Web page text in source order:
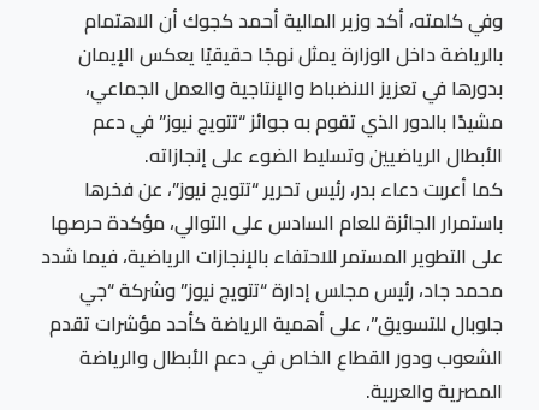
وفي كلمته، أكد وزير المالية أحمد كجوك أن الاهتمام
بالرياضة داخل الوزارة يمثل نهجًا حقيقيًا يعكس الإيمان
بدورها في تعزيز الانضباط والإنتاجية والعمل الجماعي،
مشيدًا بالدور الذي تقوم به جوائز “تتويج نيوز” في دعم
الأبطال الرياضيين وتسليط الضوء على إنجازاته.
كما أعربت دعاء بدر، رئيس تحرير “تتويج نيوز”، عن فخرها
باستمرار الجائزة للعام السادس على التوالي، مؤكدة حرصها
على التطوير المستمر للاحتفاء بالإنجازات الرياضية، فيما شدد
محمد جاد، رئيس مجلس إدارة “تتويج نيوز” وشركة “جي
جلوبال للتسويق”، على أهمية الرياضة كأحد مؤشرات تقدم
الشعوب ودور القطاع الخاص في دعم الأبطال والرياضة
المصرية والعربية.